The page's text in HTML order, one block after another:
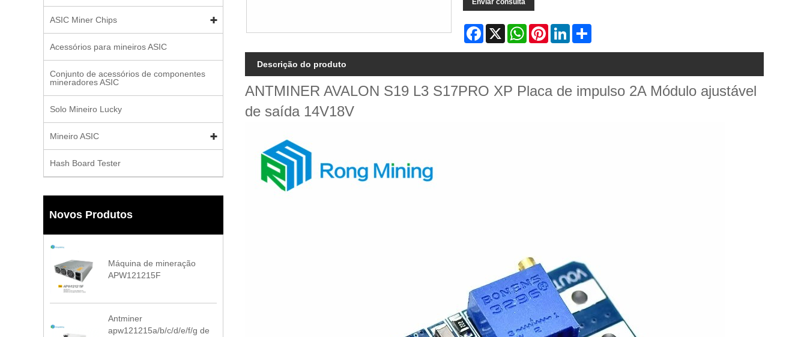
ASIC Miner Chips
Acessórios para mineiros ASIC
Conjunto de acessórios de componentes
mineradores ASIC
Solo Mineiro Lucky
Mineiro ASIC
Hash Board Tester
Novos Produtos
Máquina de mineração
APW121215F
Antminer
apw121215a/b/c/d/e/f/g de
Enviar consulta
Facebook
X WhatsAppPinterestLinkedInShare
Descrição do produto
ANTMINER AVALON S19 L3 S17PRO XP Placa de impulso 2A Módulo ajustável
de saída 14V18V